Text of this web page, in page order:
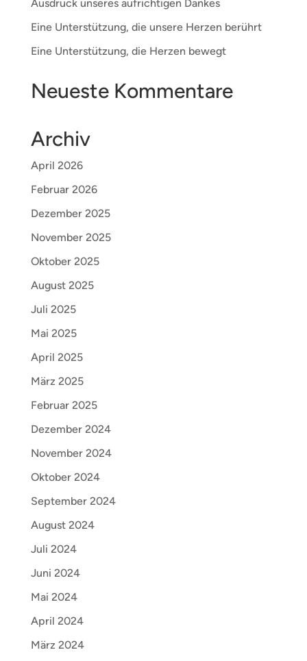
Ausdruck unseres aufrichtigen Dankes
Eine Unterstützung, die unsere Herzen berührt
Eine Unterstützung, die Herzen bewegt
Neueste Kommentare
Archiv
April 2026
Februar 2026
Dezember 2025
November 2025
Oktober 2025
August 2025
Juli 2025
Mai 2025
April 2025
März 2025
Februar 2025
Dezember 2024
November 2024
Oktober 2024
September 2024
August 2024
Juli 2024
Juni 2024
Mai 2024
April 2024
März 2024